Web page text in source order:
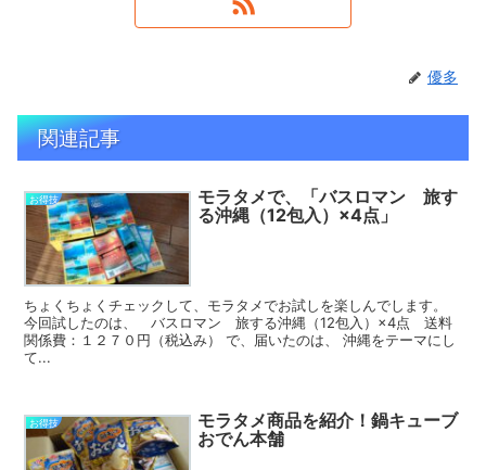
優多
関連記事
お得技
モラタメで、「バスロマン 旅す
る沖縄（12包入）×4点」
ちょくちょくチェックして、モラタメでお試しを楽しんでします。
今回試したのは、 バスロマン 旅する沖縄（12包入）×4点 送料
関係費：１２７０円（税込み） で、届いたのは、 沖縄をテーマにし
て...
お得技
モラタメ商品を紹介！鍋キューブ
おでん本舗